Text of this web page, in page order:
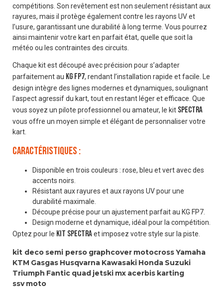
compétitions. Son revêtement est non seulement résistant aux
rayures, mais il protège également contre les rayons UV et
l’usure, garantissant une durabilité à long terme. Vous pourrez
ainsi maintenir votre kart en parfait état, quelle que soit la
météo ou les contraintes des circuits.
Chaque kit est découpé avec précision pour s’adapter
parfaitement au KG FP7, rendant l’installation rapide et facile. Le
design intègre des lignes modernes et dynamiques, soulignant
l’aspect agressif du kart, tout en restant léger et efficace. Que
vous soyez un pilote professionnel ou amateur, le kit Spectra
vous offre un moyen simple et élégant de personnaliser votre
kart.
Caractéristiques :
Disponible en trois couleurs : rose, bleu et vert avec des
accents noirs.
Résistant aux rayures et aux rayons UV pour une
durabilité maximale.
Découpe précise pour un ajustement parfait au KG FP7.
Design moderne et dynamique, idéal pour la compétition.
Optez pour le kit Spectraet imposez votre style sur la piste.
kit deco semi perso graphcover motocrossYamaha
KTM Gasgas Husqvarna Kawasaki Honda Suzuki
Triumph Fantic quad jetski mx acerbis karting
ssv moto